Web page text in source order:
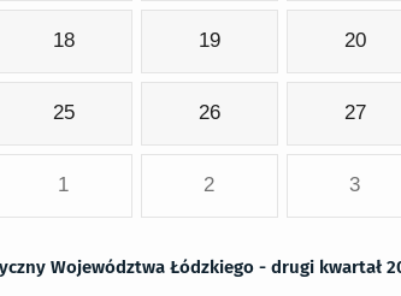
18 19 20
25 26 27
1 2 3
Województwa Łódzkiego - drugi kwartał